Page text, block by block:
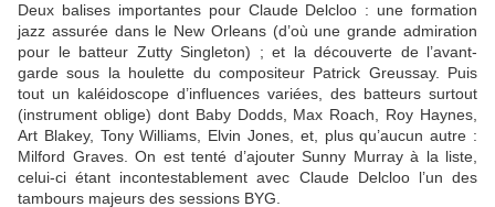
Deux balises importantes pour Claude Delcloo : une formation
jazz assurée dans le New Orleans (d’où une grande admiration
pour le batteur Zutty Singleton) ; et la découverte de l’avant-
garde sous la houlette du compositeur Patrick Greussay. Puis
tout un kaléidoscope d’influences variées, des batteurs surtout
(instrument oblige) dont Baby Dodds, Max Roach, Roy Haynes,
Art Blakey, Tony Williams, Elvin Jones, et, plus qu’aucun autre :
Milford Graves. On est tenté d’ajouter Sunny Murray à la liste,
celui-ci étant incontestablement avec Claude Delcloo l’un des
tambours majeurs des sessions BYG.